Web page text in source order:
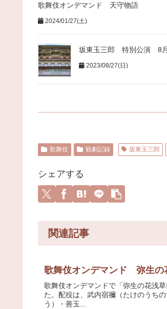
歌舞伎オンデマンド 天守物語
2024/01/27(土)
坂東玉三郎 特別公演 8
2023/08/27(日)
歌舞伎 観劇記録 坂東玉三郎
シェアする
関連記事
歌舞伎オンデマンド 弥生の
歌舞伎オンデマンドで「弥生の花浅
た。配役は、武内宿禰（たけのうち
う）・善玉...